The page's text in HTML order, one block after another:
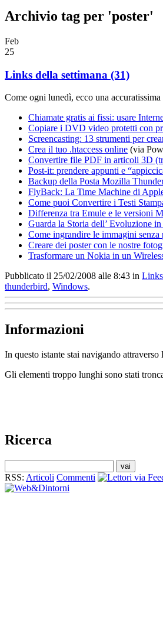
Archivio tag per 'poster'
Feb
25
Links della settimana (31)
Come ogni lunedì, ecco una
Chiamate gratis ai fissi: usare
Copiare i DVD video protetti con
Screencasting: 13 strumenti per
Crea il tuo .htaccess online (via
Convertire file PDF in articoli 3D
Post-it: prendere appunti e
Backup della Posta Mozilla
FlyBack: La Time Machine di
Come puoi Convertire i Testi
Differenza tra Emule e le versioni
Guarda la Storia dell’ Evoluzione
Come ingrandire le immagini senza
Creare dei poster con le nostre
Trasformare un Nokia in un
Pubblicato il 25/02/2008 alle 8:43 in
thunderbird, Windows.
Informazioni
In questo istante stai navigando
Gli elementi troppo lunghi sono stati
Ricerca
RSS: Articoli Commenti